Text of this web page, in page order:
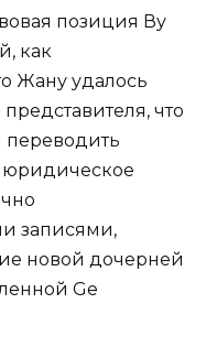
позиция Ву
как
Жану удалось
что
переводить
юридическое
записями,
новой дочерней
Ge